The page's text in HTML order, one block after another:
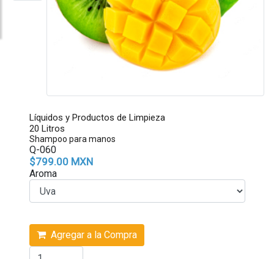
Líquidos y Productos de Limpieza
20 Litros
Shampoo para manos
Q-060
$799.00 MXN
Aroma
Agregar a la Compra